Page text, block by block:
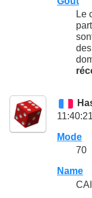
Le
Mode
70
Name